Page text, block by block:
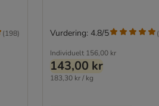
(198)
Individuelt 156,00 kr
143,00 kr
183,30 kr / kg
Vurdering: 4.8/5 (